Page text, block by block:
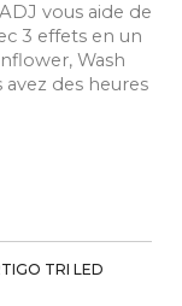
vous aide de
3 effets en un
Wash
des heures
TRI LED